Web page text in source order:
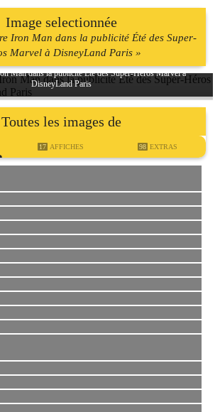
Image selectionnée
Iron Man dans la publicité Été des Super-
Marvel à DisneyLand Paris »
Man dans la publicité Été des Super-Héros Marvel à
DisneyLand Paris
Toutes les images de
17 AFFICHES 98 EXTRAS